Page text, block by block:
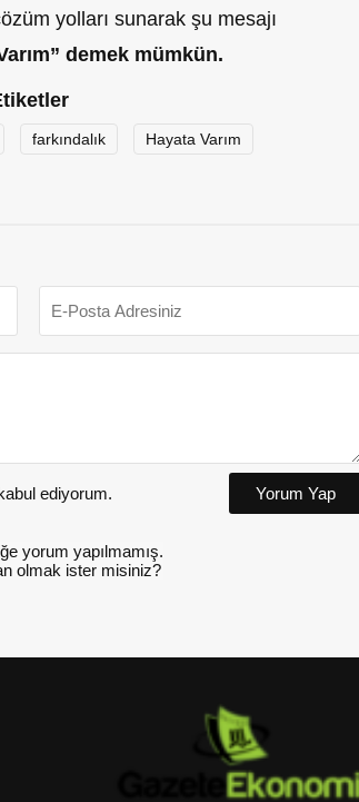
yolları sunarak şu mesajı
demek mümkün.
farkındalık Hayata Varım
ediyorum. Yorum Yap
yorum yapılmamış.
olmak ister misiniz?